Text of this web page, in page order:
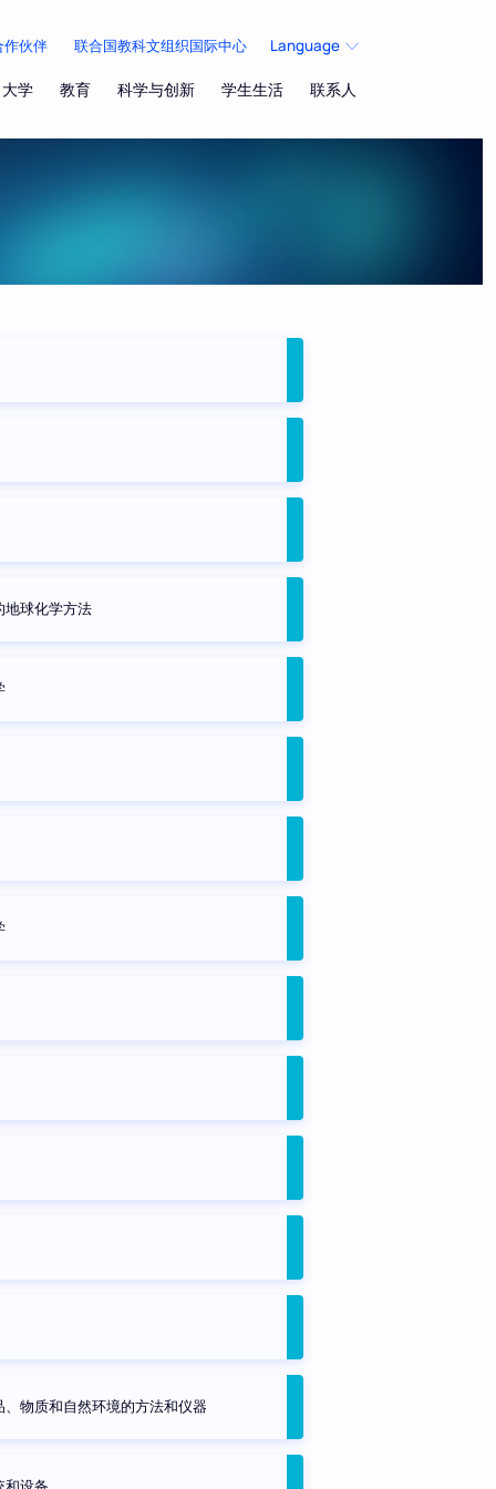
作伙伴 联合国教科文组织国际中心 Language
大学 教育 科学与创新 学生生活 联系人
地球化学方法
物质和自然环境的方法和仪器